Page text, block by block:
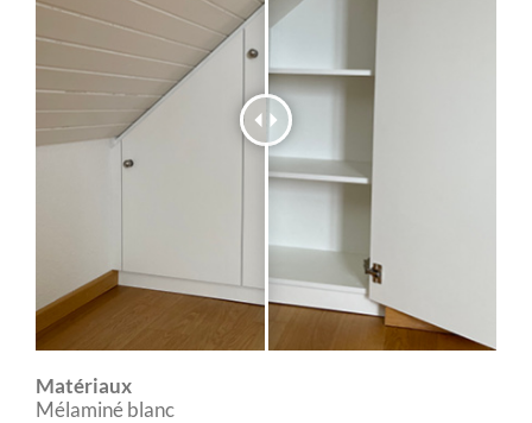
Matériaux
Mélaminé blanc